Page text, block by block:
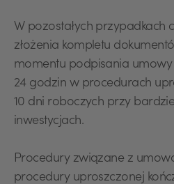
W pozostałych przypadkach
złożenia kompletu
momentu podpisania
24 godzin w procedurach
10 dni roboczych przy
inwestycjach.
Procedury związane z
procedury uproszczonej